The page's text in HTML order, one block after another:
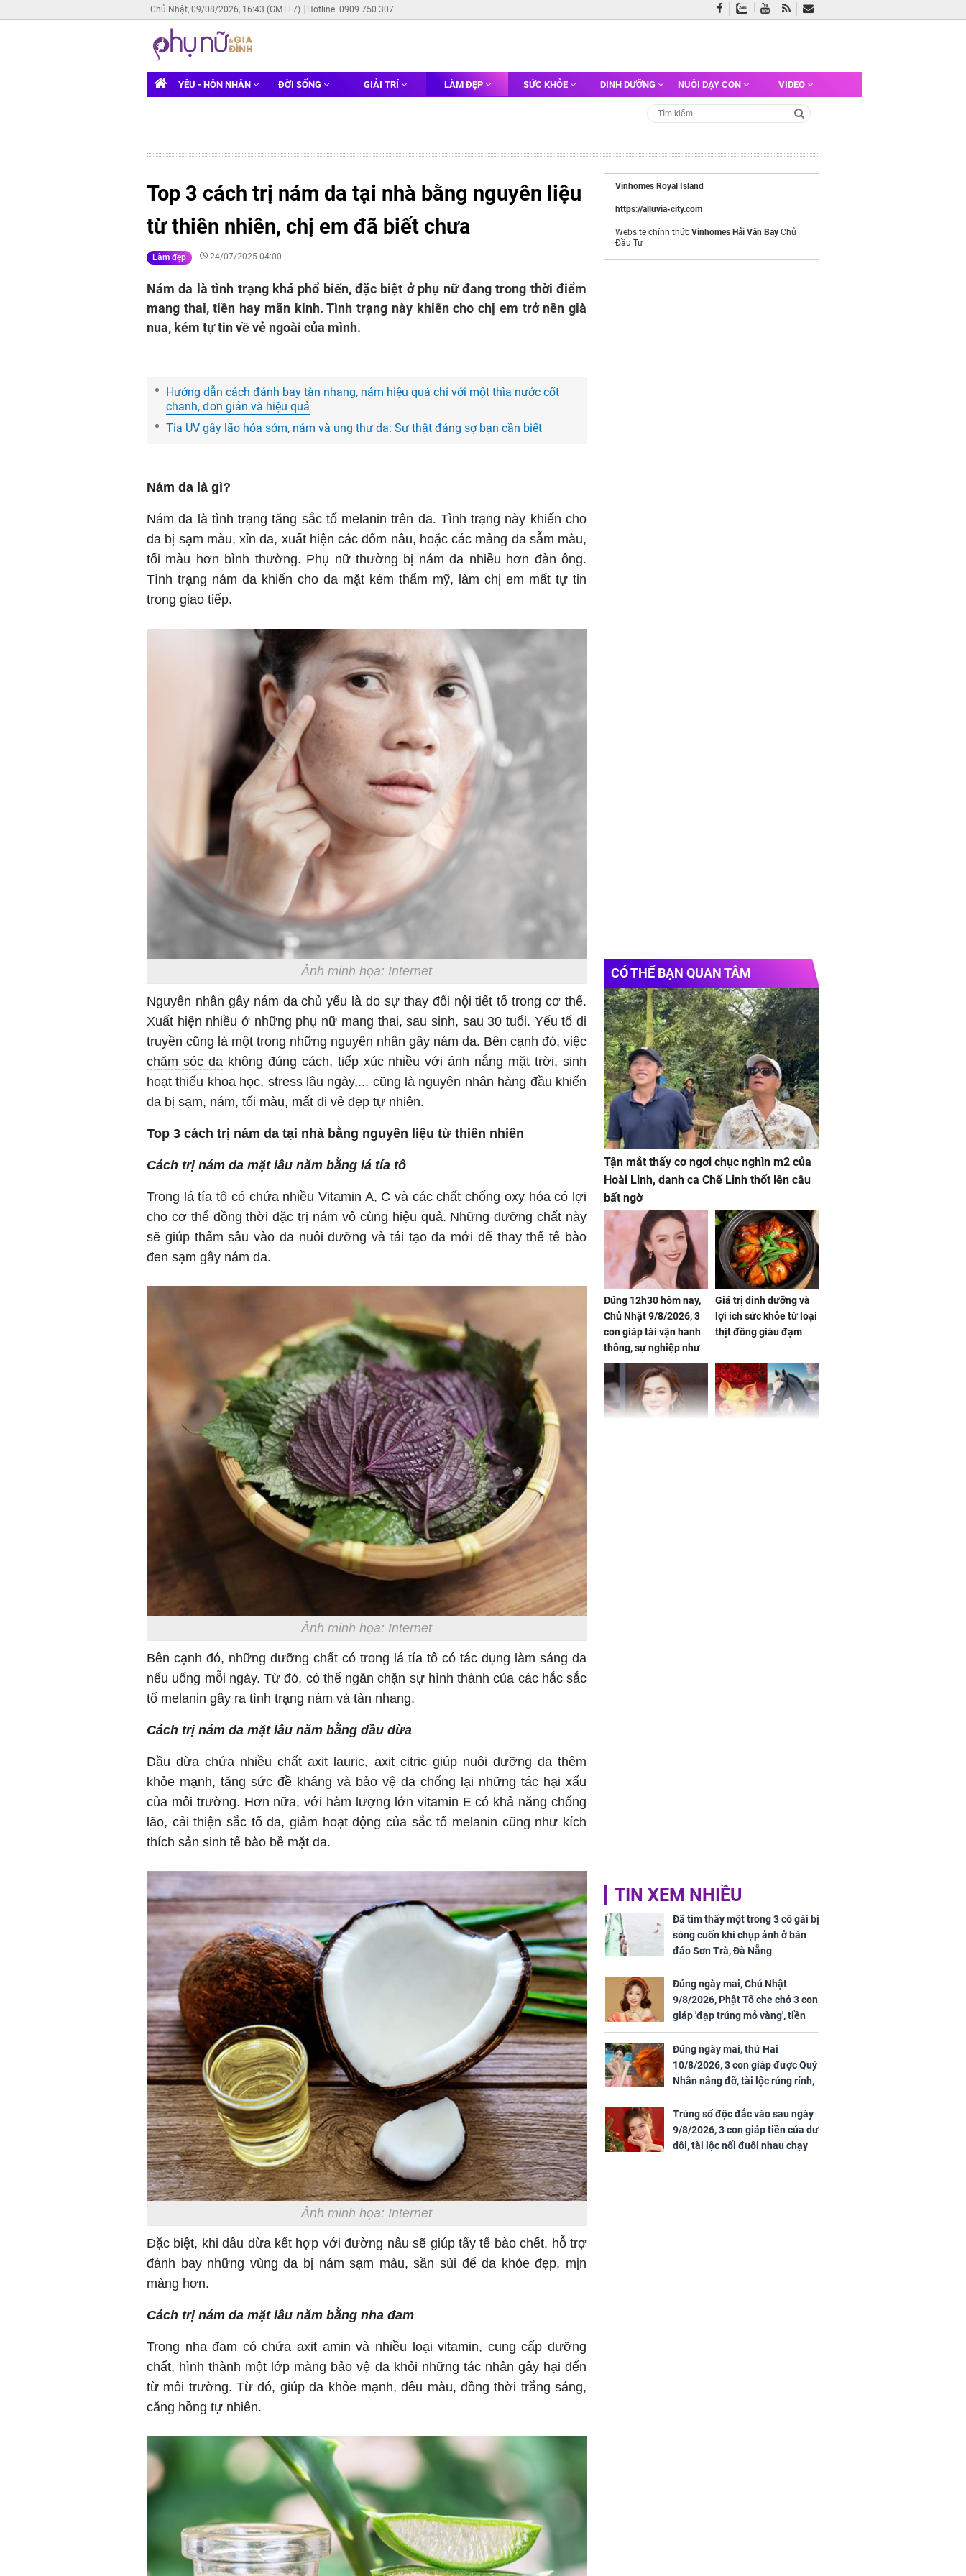
Chủ Nhật, 09/08/2026, 16:43 (GMT+7) Hotline: 0909 750 307
YÊU - HÔN NHÂN ĐỜI SỐNG GIẢI TRÍ LÀM ĐẸP SỨC KHỎE DINH DƯỠNG NUÔI DẠY CON VIDEO
Top 3 cách trị nám da tại nhà bằng nguyên liệu
từ thiên nhiên, chị em đã biết chưa
Làm đẹp 24/07/2025 04:00
Nám da là tình trạng khá phổ biến, đặc biệt ở phụ nữ đang trong thời điểm
mang thai, tiền hay mãn kinh. Tình trạng này khiến cho chị em trở nên già
nua, kém tự tin về vẻ ngoài của mình.
Hướng dẫn cách đánh bay tàn nhang, nám hiệu quả chỉ với một thìa nước cốt
chanh, đơn giản và hiệu quả
Tia UV gây lão hóa sớm, nám và ung thư da: Sự thật đáng sợ bạn cần biết
Nám da là gì?
Nám da là tình trạng tăng sắc tố melanin trên da. Tình trạng này khiến cho
da bị sạm màu, xỉn da, xuất hiện các đốm nâu, hoặc các mảng da sẫm màu,
tối màu hơn bình thường. Phụ nữ thường bị nám da nhiều hơn đàn ông.
Tình trạng nám da khiến cho da mặt kém thẩm mỹ, làm chị em mất tự tin
trong giao tiếp.
Ảnh minh họa: Internet
Nguyên nhân gây nám da chủ yếu là do sự thay đổi nội tiết tố trong cơ thể.
Xuất hiện nhiều ở những phụ nữ mang thai, sau sinh, sau 30 tuổi. Yếu tố di
truyền cũng là một trong những nguyên nhân gây nám da. Bên cạnh đó, việc
chăm sóc da không đúng cách, tiếp xúc nhiều với ánh nắng mặt trời, sinh
hoạt thiếu khoa học, stress lâu ngày,... cũng là nguyên nhân hàng đầu khiến
da bị sạm, nám, tối màu, mất đi vẻ đẹp tự nhiên.
Top 3 cách trị nám da tại nhà bằng nguyên liệu từ thiên nhiên
Cách trị nám da mặt lâu năm bằng lá tía tô
Trong lá tía tô có chứa nhiều Vitamin A, C và các chất chống oxy hóa có lợi
cho cơ thể đồng thời đặc trị nám vô cùng hiệu quả. Những dưỡng chất này
sẽ giúp thấm sâu vào da nuôi dưỡng và tái tạo da mới để thay thế tế bào
đen sạm gây nám da.
Ảnh minh họa: Internet
Bên cạnh đó, những dưỡng chất có trong lá tía tô có tác dụng làm sáng da
nếu uống mỗi ngày. Từ đó, có thể ngăn chặn sự hình thành của các hắc sắc
tố melanin gây ra tình trạng nám và tàn nhang.
Cách trị nám da mặt lâu năm bằng dầu dừa
Dầu dừa chứa nhiều chất axit lauric, axit citric giúp nuôi dưỡng da thêm
khỏe mạnh, tăng sức đề kháng và bảo vệ da chống lại những tác hại xấu
của môi trường. Hơn nữa, với hàm lượng lớn vitamin E có khả năng chống
lão, cải thiện sắc tố da, giảm hoạt động của sắc tố melanin cũng như kích
thích sản sinh tế bào bề mặt da.
Ảnh minh họa: Internet
Đặc biệt, khi dầu dừa kết hợp với đường nâu sẽ giúp tẩy tế bào chết, hỗ trợ
đánh bay những vùng da bị nám sạm màu, sần sùi để da khỏe đẹp, mịn
màng hơn.
Cách trị nám da mặt lâu năm bằng nha đam
Trong nha đam có chứa axit amin và nhiều loại vitamin, cung cấp dưỡng
chất, hình thành một lớp màng bảo vệ da khỏi những tác nhân gây hại đến
từ môi trường. Từ đó, giúp da khỏe mạnh, đều màu, đồng thời trắng sáng,
căng hồng tự nhiên.
Vinhomes Royal Island
https://alluvia-city.com
Website chính thức Vinhomes Hải Vân Bay Chủ
Đầu Tư
CÓ THỂ BẠN QUAN TÂM
Tận mắt thấy cơ ngơi chục nghìn m2 của
Hoài Linh, danh ca Chế Linh thốt lên câu
bất ngờ
Đúng 12h30 hôm nay,
Chủ Nhật 9/8/2026, 3
con giáp tài vận hanh
thông, sự nghiệp như
'cá chép hóa Rồng', vét
cạn lộc lá trong thiên
hạ
Giá trị dinh dưỡng và
lợi ích sức khỏe từ loại
thịt đồng giàu đạm
TIN XEM NHIỀU
Đã tìm thấy một trong 3 cô gái bị
sóng cuốn khi chụp ảnh ở bán
đảo Sơn Trà, Đà Nẵng
Đúng ngày mai, Chủ Nhật
9/8/2026, Phật Tổ che chở 3 con
giáp 'đạp trúng mỏ vàng', tiền
bạc nhiều như lá sung, sự
nghiệp vượng phát
Đúng ngày mai, thứ Hai
10/8/2026, 3 con giáp được Quý
Nhân nâng đỡ, tài lộc rủng rỉnh,
yên tâm hưởng vinh hoa Phú
Quý
Trúng số độc đắc vào sau ngày
9/8/2026, 3 con giáp tiền của dư
dôi, tài lộc nối đuôi nhau chạy